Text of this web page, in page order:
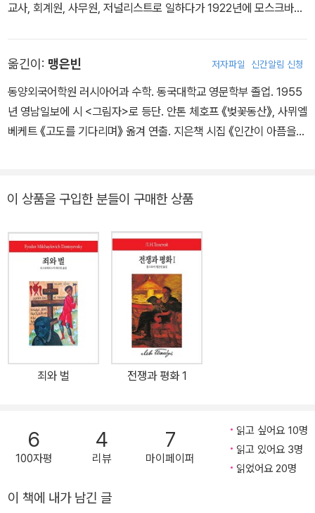
교사, 회계원, 사무원, 저널리스트로 일하다가 1922년에 모스크바로
다. 1925년에는 「배냇점」을 비롯하여 자기가 태어난 돈 강 유역을 배
경으로 주로 내전의 비극을 다룬 단편들을 발표했다. 그 후 1차 세계
대전, 볼셰비키 혁명, 내전에 휩쓸린 돈 강 카자크들의 비극적인 운명
을 그린 4부작 <고요한 돈 강>(1928-1940)과 볼셰비키 혁명 이후
어줌으로써 그는 소비에트 문화를 대표하는 작가로 발돋움 했다. 2차
때의 경험으로 르포 소설 <그들은 조국을 위해 싸웠다>(1943~196
9)와 <인간의 운명>(1957)을 썼다. 1965년에 <고요한 돈 강>으로
노벨 문학상을 수상했다. 1932년 이후 공산당원이 된 숄로호프는 현
실 정치에서도 큰 영향력을 행사했으며, 1984년 2월 21일 암으로 사
망했다.
옮긴이: 맹은빈 저자파일 신간알림 신청
동양외국어학원 러시아어과 수학. 동국대학교 영문학부 졸업. 1955
년 영남일보에 시 <그림자>로 등단. 안톤 체호프 《벚꽃동산》, 사뮈엘
베케트 《고도를 기다리며》 옮겨 연출. 지은책 시집 《인간이 아픔을
《안나 카레니나》가 있다.
이 상품을 구입한 분들이 구매한 상품
죄와 벌 전쟁과 평화 1
6
100자평
4
리뷰
7
마이페이퍼
읽고 싶어요 10명
읽고 있어요 3명
읽었어요 20명
이 책에 내가 남긴 글